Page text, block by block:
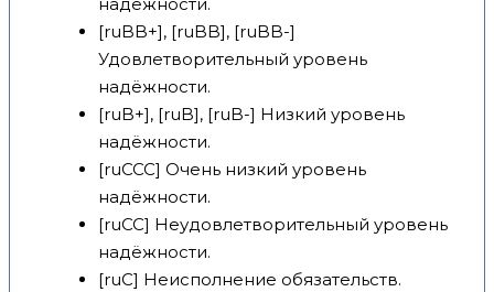
[ruBB+], [ruBB], [ruBB-]
Удовлетворительный уровень
надёжности.
[ruB+], [ruB], [ruB-] Низкий уровень
надёжности.
[ruCCC] Очень низкий уровень
надёжности.
[ruCC] Неудовлетворительный уровень
надёжности.
[ruC] Неисполнение обязательств.